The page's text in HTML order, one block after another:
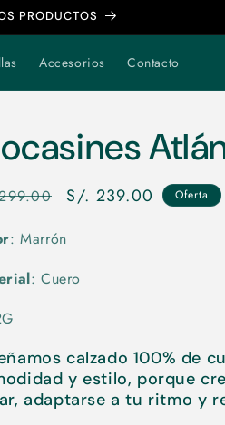
PRODUCTOS
Accesorios Contacto
Precio
S/. 239.00 Oferta
: Marrón
: Cuero
calzado 100% de
y estilo, porque
adaptarse a tu ritmo y